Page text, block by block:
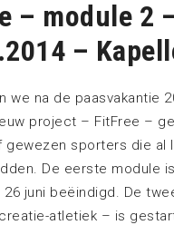
– module 2
–
we na de paasvakantie
project – FitFree –
gewezen sporters die al
De eerste module
26 juni beëindigd. De
atletiek – is